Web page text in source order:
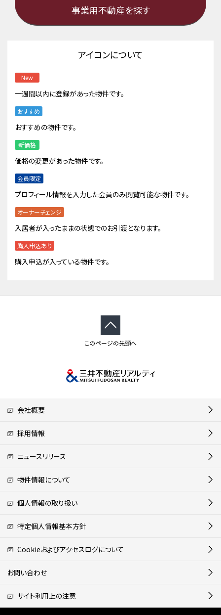
事業用不動産を探す
アイコンについて
New
一週間以内に登録があった物件です。
おすすめ
おすすめの物件です。
新価格
価格の変更があった物件です。
会員限定
プロフィール情報を入力した会員のみ閲覧可能な物件です。
オーナーチェンジ
入居者が入ったままの状態でのお引渡となります。
購入申込あり
購入申込が入っている物件です。
このページの先頭へ
会社概要
採用情報
ニュースリリース
物件情報について
個人情報の取り扱い
特定個人情報基本方針
Cookieおよびアクセスログについて
お問い合わせ
サイト利用上の注意